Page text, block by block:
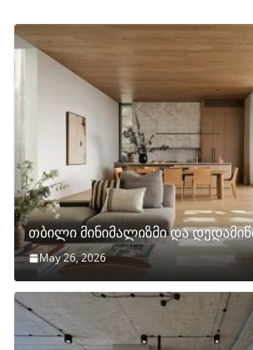
თბილი მინიმალიზმი და
May 26, 2026